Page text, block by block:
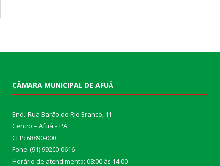
CÂMARA MUNICIPAL DE AFUÁ
End.: Rua Barão do Rio Branco, 11
Centro – Afuá – PA
CEP: 68890-000
Fone: (91) 99200-0616
Horário de atendimento: 08:00 às 14:00